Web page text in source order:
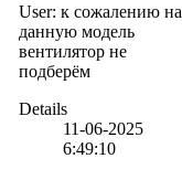
User: к сожалению на
данную модель
вентилятор не
подберём
Details
11-06-2025
6:49:10